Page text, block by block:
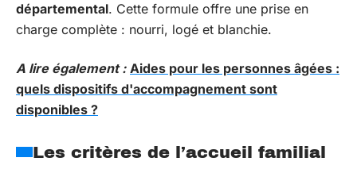
départemental. Cette formule offre une prise en
charge complète : nourri, logé et blanchie.
A lire également : Aides pour les personnes âgées :
quels dispositifs d'accompagnement sont
disponibles ?
Les critères de l’accueil familial